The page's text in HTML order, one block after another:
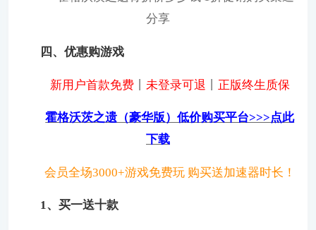
四、优惠购游戏
新用户首款免费丨 未登录可退 正版终生质保
霍格沃茨之遗（豪华版）低价购买平台>>>点此
下载
会员全场3000+游戏免费玩 购买送加速器时长！
1、买一送十款